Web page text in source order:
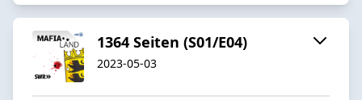
1364 Seiten (S01/E04)
2023-05-03